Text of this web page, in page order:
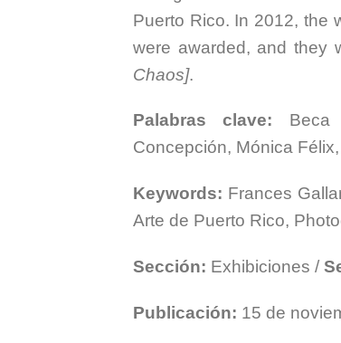
Puerto Rico. In 2012, the
were awarded, and they
Chaos].
Palabras clave: Beca
Concepción, Mónica
Keywords: Frances
Arte de Puerto Rico,
Sección: Exhibiciones /
Publicación: 15 de